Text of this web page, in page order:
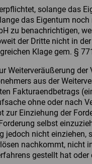
solange das
das Eigentum
zu benachrichtigen,
der Dritte nicht in
Klage gem. §
Weiterveräußerung
aus der
Fakturaendbetrags
ohne oder nach
zur Einziehung der
selbst
jedoch nicht einziehen,
nachkommt, nicht
gestellt hat